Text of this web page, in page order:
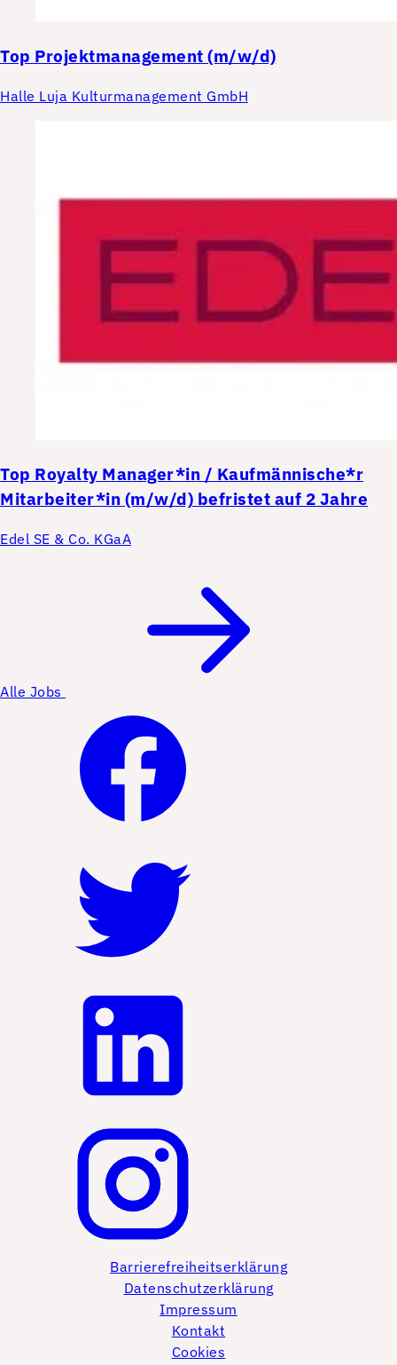
Top Projektmanagement (m/w/d)
Halle Luja Kulturmanagement GmbH
Top Royalty Manager*in / Kaufmännische*r
Mitarbeiter*in (m/w/d) befristet auf 2 Jahre
Edel SE & Co. KGaA
Alle Jobs
Barrierefreiheitserklärung
Datenschutzerklärung
Impressum
Kontakt
Cookies